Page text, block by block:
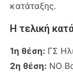
κατάταξης.
Η τελική
1η θέση: ΓΣ
2η θέση: ΝΟ